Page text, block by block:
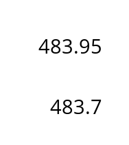
483.95
483.7